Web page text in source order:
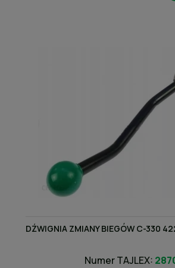
DŹWIGNIA ZMIANY BIEGÓW C-330
Numer TAJLEX: